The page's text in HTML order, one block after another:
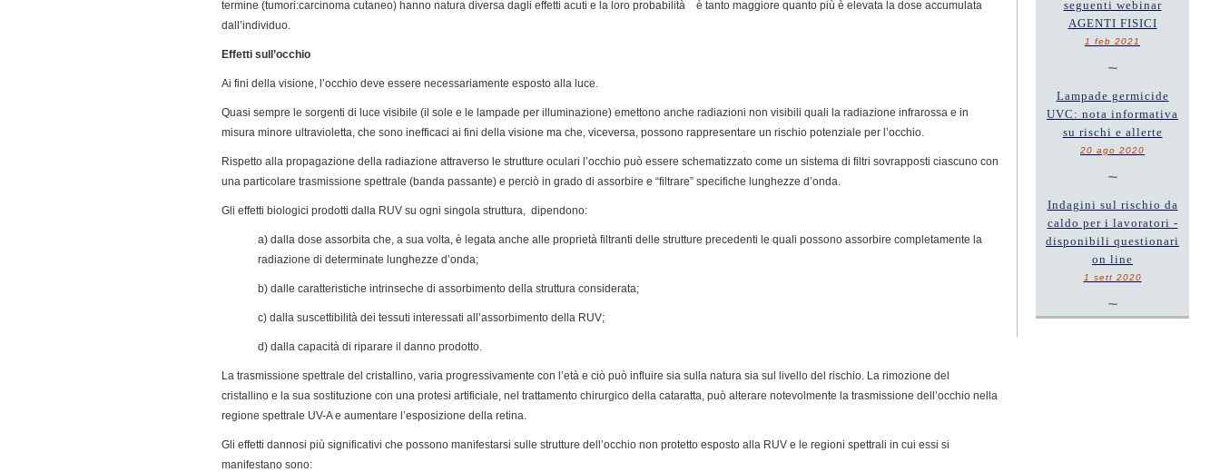
termine (tumori:carcinoma cutaneo) hanno natura diversa dagli effetti acuti e la loro probabilità è tanto maggiore quanto più è elevata la dose accumulata
dall’individuo.
Effetti sull’occhio
Ai fini della visione, l’occhio deve essere necessariamente esposto alla luce.
Quasi sempre le sorgenti di luce visibile (il sole e le lampade per illuminazione) emettono anche radiazioni non visibili quali la radiazione infrarossa e in
misura minore ultravioletta, che sono inefficaci ai fini della visione ma che, viceversa, possono rappresentare un rischio potenziale per l’occhio.
Rispetto alla propagazione della radiazione attraverso le strutture oculari l’occhio può essere schematizzato come un sistema di filtri sovrapposti ciascuno con
una particolare trasmissione spettrale (banda passante) e perciò in grado di assorbire e “filtrare” specifiche lunghezze d’onda.
Gli effetti biologici prodotti dalla RUV su ogni singola struttura, dipendono:
a) dalla dose assorbita che, a sua volta, è legata anche alle proprietà filtranti delle strutture precedenti le quali possono assorbire completamente la
radiazione di determinate lunghezze d’onda;
b) dalle caratteristiche intrinseche di assorbimento della struttura considerata;
c) dalla suscettibilità dei tessuti interessati all’assorbimento della RUV;
d) dalla capacità di riparare il danno prodotto.
La trasmissione spettrale del cristallino, varia progressivamente con l’età e ciò può influire sia sulla natura sia sul livello del rischio. La rimozione del
cristallino e la sua sostituzione con una protesi artificiale, nel trattamento chirurgico della cataratta, può alterare notevolmente la trasmissione dell’occhio nella
regione spettrale UV-A e aumentare l’esposizione della retina.
Gli effetti dannosi più significativi che possono manifestarsi sulle strutture dell’occhio non protetto esposto alla RUV e le regioni spettrali in cui essi si
manifestano sono:
seguenti webinar
AGENTI FISICI
1 feb 2021
~
Lampade germicide
UVC: nota informativa
su rischi e allerte
20 ago 2020
~
Indagini sul rischio da
caldo per i lavoratori -
disponibili questionari
on line
1 sett 2020
~